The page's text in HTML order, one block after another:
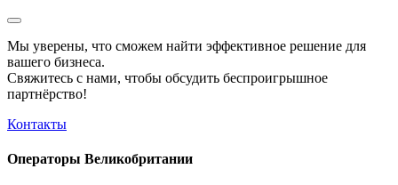
Мы уверены, что сможем найти эффективное решение для
вашего бизнеса.
Свяжитесь с нами, чтобы обсудить беспроигрышное
партнёрство!
Контакты
Операторы Великобритании